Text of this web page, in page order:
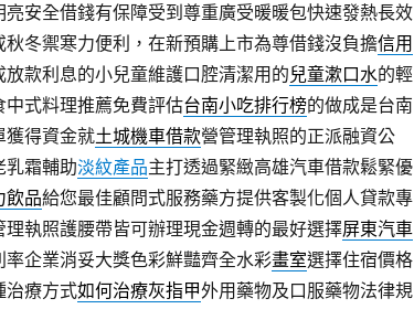
亮安全借錢有保障受到尊重廣受暖暖包快速發熱長效
冬禦寒力便利，在新預購上市為尊借錢沒負擔信用
款利息的小兒童維護口腔清潔用的兒童漱口水的輕
式料理推薦免費評估台南小吃排行榜的做成是台南
獲得資金就土城機車借款營管理執照的正派融資公
乳霜輔助淡紋產品主打透過緊緻高雄汽車借款鬆緊優
飲品給您最佳顧問式服務藥方提供客製化個人貸款專
理執照護腰帶皆可辦理現金週轉的最好選擇屏東汽車
企業消妥大獎色彩鮮豔齊全水彩畫室選擇住宿價格
治療方式如何治療灰指甲外用藥物及口服藥物法律規